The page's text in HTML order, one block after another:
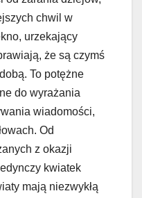
chwil w
urzekający
że są czymś
To potężne
do wyrażania
wiadomości,
Od
z okazji
kwiatek
mają niezwykłą